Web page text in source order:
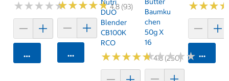
★★★★★
★★★★★
카트에 담기
★★★★★
★★★★★4.8 (93)
카트에 담기
Nutri
DUO
Blender
CB100K
RCO
★★★★★
★★★★★4.8 (250)
Baumku
Chen
50g X
16
★★★★★
★★★★★
★★★
★★★
카트에